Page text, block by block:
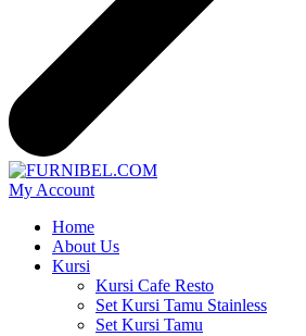
My Account
Home
About Us
Kursi
Kursi Cafe Resto
Set Kursi Tamu Stainless
Set Kursi Tamu